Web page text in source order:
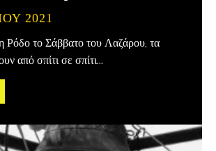
2021
Ρόδο το Σάββατο του Λαζάρου, τα
από σπίτι σε σπίτι...